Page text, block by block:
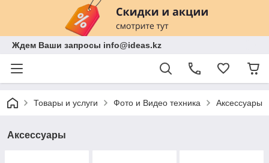
Ждем Ваши запросы info@ideas.kz
Товары и услуги Фото и Видео техника Аксессуары
Аксессуары